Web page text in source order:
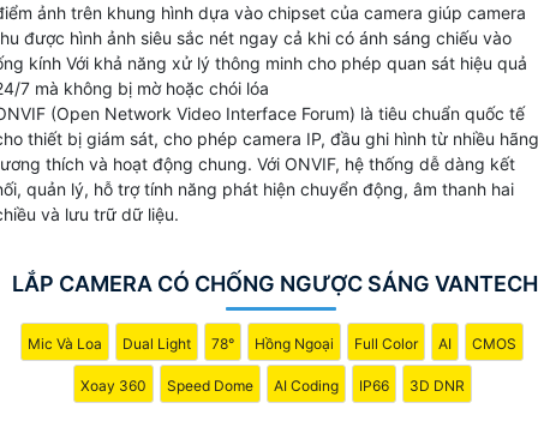
ảnh trên khung hình dựa vào chipset của camera giúp camera
được hình ảnh siêu sắc nét ngay cả khi có ánh sáng chiếu vào
kính Với khả năng xử lý thông minh cho phép quan sát hiệu quả
7 mà không bị mờ hoặc chói lóa
(Open Network Video Interface Forum) là tiêu chuẩn quốc tế
thiết bị giám sát, cho phép camera IP, đầu ghi hình từ nhiều hãng
thích và hoạt động chung. Với ONVIF, hệ thống dễ dàng kết
quản lý, hỗ trợ tính năng phát hiện chuyển động, âm thanh hai
và lưu trữ dữ liệu.
LẮP CAMERA CÓ CHỐNG NGƯỢC SÁNG VANTECH
Mic Và Loa Dual Light 78° Hồng Ngoại Full Color AI CMOS
Xoay 360 Speed Dome AI Coding IP66 3D DNR